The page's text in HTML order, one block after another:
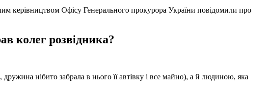
керівництвом Офісу Генерального прокурора України повідомили про
колег розвідника?
нібито забрала в нього її автівку і все майно), а й людиною, яка